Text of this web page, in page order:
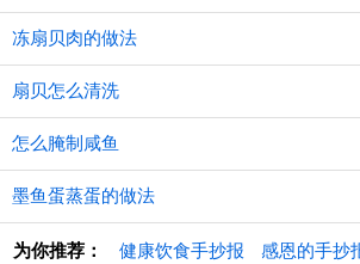
冻扇贝肉的做法
扇贝怎么清洗
怎么腌制咸鱼
墨鱼蛋蒸蛋的做法
为你推荐： 健康饮食手抄报 感恩的手抄